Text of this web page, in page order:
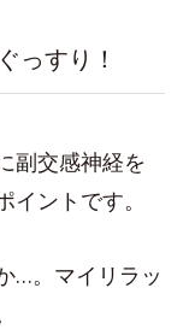
っすり！
副交感神経を
ントです。
…。マイリラッ